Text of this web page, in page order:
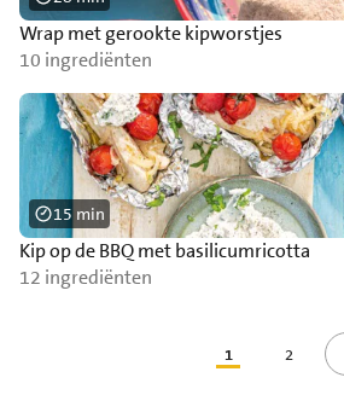
Wrap met gerookte kipworstjes
10 ingrediënten
Kip op de BBQ met basilicumricotta
12 ingrediënten
15 min
1 2